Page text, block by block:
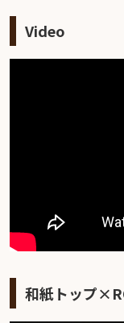
Video
和紙トップ